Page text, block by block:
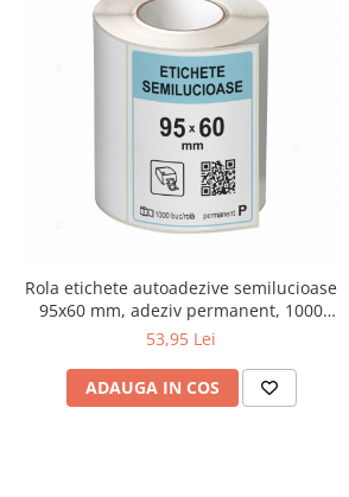
Rola etichete autoadezive semilucioase
95x60 mm, adeziv permanent, 1000
etichete/rola
53,95 Lei
ADAUGA IN COS